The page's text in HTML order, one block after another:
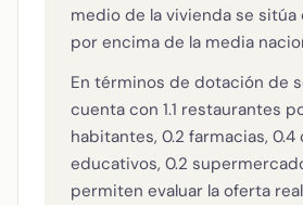
medio de la vivienda se sitúa
por encima de la media
En términos de dotación de
cuenta con 1.1 restaurantes
habitantes, 0.2 farmacias, 0.4
educativos, 0.2
permiten evaluar la oferta